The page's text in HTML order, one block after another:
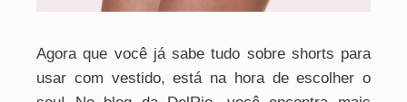
Agora que você já sabe tudo sobre shorts para
usar com vestido, está na hora de escolher o